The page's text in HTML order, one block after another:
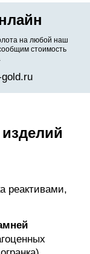
на любой наш
стоимость
реактивами,